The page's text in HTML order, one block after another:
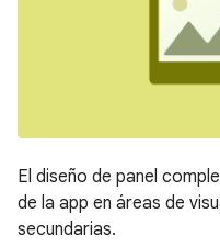
El diseño de panel
de la app en áreas de
secundarias.